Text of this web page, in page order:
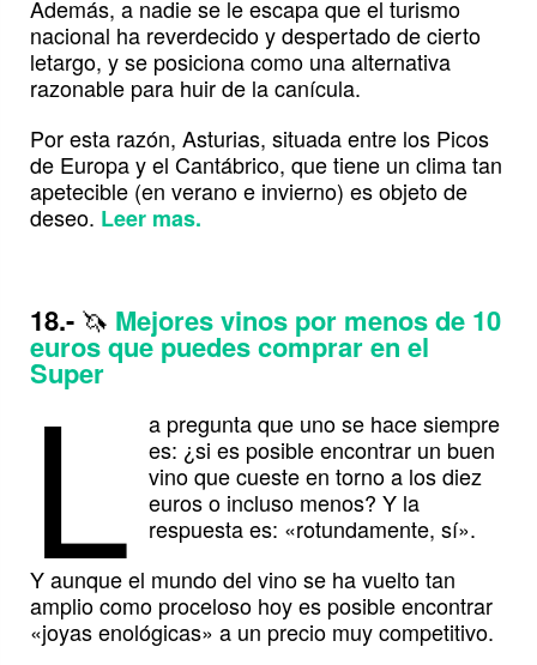
Además, a nadie se le escapa que el turismo
nacional ha reverdecido y despertado de cierto
letargo, y se posiciona como una alternativa
razonable para huir de la canícula.
Por esta razón, Asturias, situada entre los Picos
de Europa y el Cantábrico, que tiene un clima tan
apetecible (en verano e invierno) es objeto de
deseo. Leer mas.
18.- 🦄 Mejores vinos por menos de 10
euros que puedes comprar en el
Super
L
a pregunta que uno se hace siempre
es: ¿si es posible encontrar un buen
vino que cueste en torno a los diez
euros o incluso menos? Y la
respuesta es: «rotundamente, sí».
Y aunque el mundo del vino se ha vuelto tan
amplio como proceloso hoy es posible encontrar
«joyas enológicas» a un precio muy competitivo.